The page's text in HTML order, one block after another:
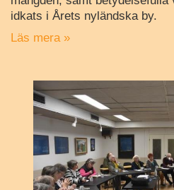
idkats i Årets nyländska by.
Läs mera »